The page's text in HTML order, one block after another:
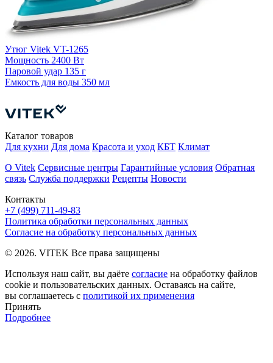
Утюг Vitek VT-1265
Мощность 2400 Вт
Паровой удар 135 г
Емкость для воды 350 мл
Контакты
+7 (499) 711-49-83
Каталог товаров
Для кухни Для дома Красота и уход КБТ Климат
О Vitek Сервисные центры Гарантийные условия Обратная
связь Служба поддержки Рецепты Новости
Политика обработки персональных данных
Согласие на обработку персональных данных
© 2026. VITEK Все права защищены
Используя наш сайт, вы даёте согласие на обработку файлов
cookie и пользовательских данных. Оставаясь на сайте,
вы соглашаетесь с политикой их применения
Принять
Подробнее